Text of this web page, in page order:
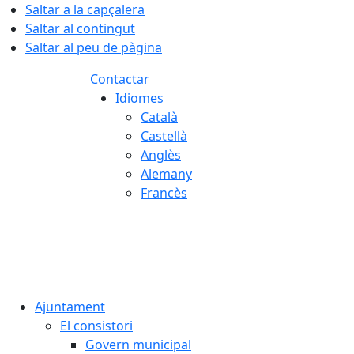
Saltar a la capçalera
Saltar al contingut
Saltar al peu de pàgina
Contactar
Idiomes
Català
Castellà
Anglès
Alemany
Francès
Ajuntament
El consistori
Govern municipal